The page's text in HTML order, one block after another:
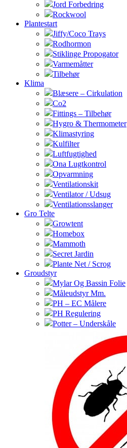
Jord Forbedring
Rockwool
Plantestart
Jiffy/Coco Trays
Rodhormon
Stiklinge Propogator
Varmemåtter
Tilbehør
Klima
Blæsere – Cirkulation
Co2
Fittings – Tilbehør
Hygro & Thermometer
Klimastyring
Kulfilter
Luftfugtighed
Ona Lugtkontrol
Opvarmning
Ventilationskit
Ventilator / Udsug
Ventilationsslanger
Gro Telte
Growtent
Homebox
Mammoth
Secret Jardin
Plante Net / Scrog
Groudstyr
Mylar Og Bassin Folie
Måleudstyr Mm.
PH – EC Målere
PH Regulering
Potter – Underskåle